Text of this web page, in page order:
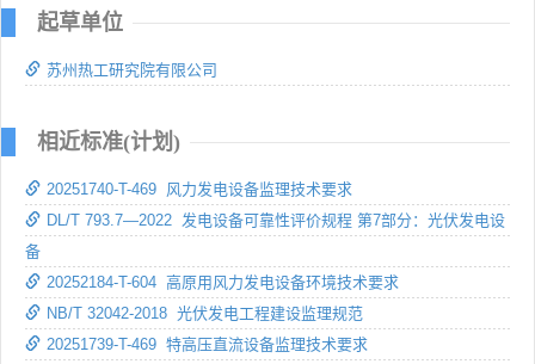
起草单位
苏州热工研究院有限公司
相近标准(计划)
20251740-T-469 风力发电设备监理技术要求
DL/T 793.7—2022 发电设备可靠性评价规程 第7部分：光伏发电设
备
20252184-T-604 高原用风力发电设备环境技术要求
NB/T 32042-2018 光伏发电工程建设监理规范
20251739-T-469 特高压直流设备监理技术要求